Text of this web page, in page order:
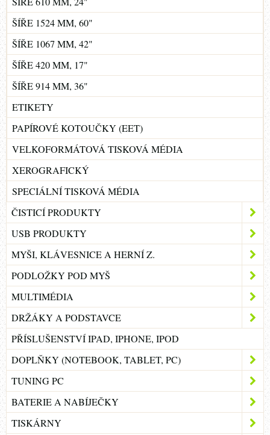
ŠÍŘE 1524 MM, 60"
ŠÍŘE 1067 MM, 42"
ŠÍŘE 420 MM, 17"
ŠÍŘE 914 MM, 36"
ETIKETY
PAPÍROVÉ KOTOUČKY (EET)
VELKOFORMÁTOVÁ TISKOVÁ MÉDIA
XEROGRAFICKÝ
SPECIÁLNÍ TISKOVÁ MÉDIA
ČISTICÍ PRODUKTY
USB PRODUKTY
MYŠI, KLÁVESNICE A HERNÍ Z.
PODLOŽKY POD MYŠ
MULTIMÉDIA
DRŽÁKY A PODSTAVCE
PŘÍSLUŠENSTVÍ IPAD, IPHONE, IPOD
DOPLŇKY (NOTEBOOK, TABLET, PC)
TUNING PC
BATERIE A NABÍJEČKY
TISKÁRNY